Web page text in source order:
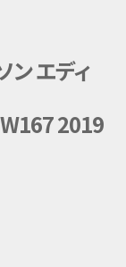
ン エディ
2019